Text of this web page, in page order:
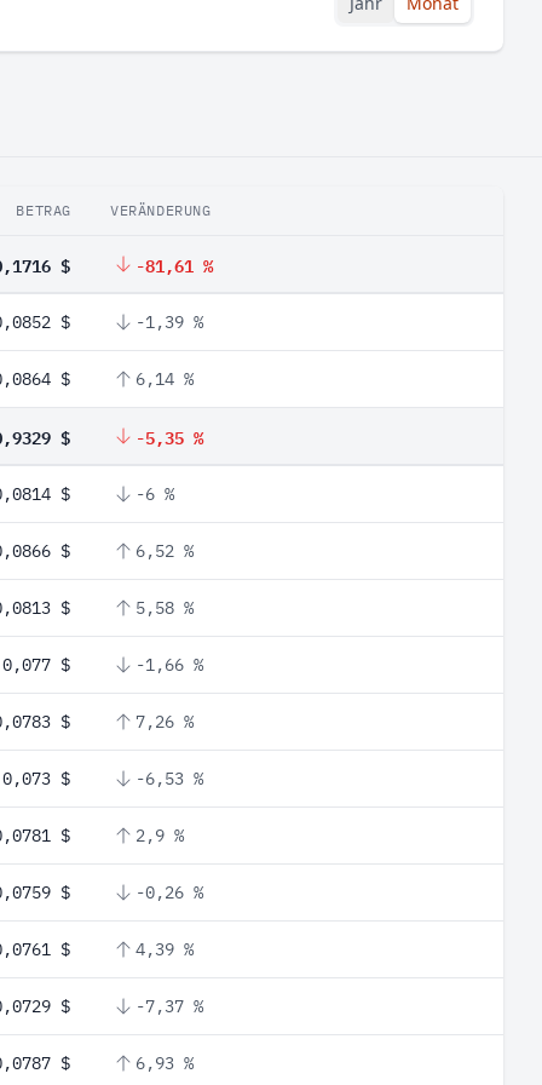
BETRAG VERÄNDERUNG
$ -81,61 %
$ -1,39 %
$ 6,14 %
$ -5,35 %
$ -6 %
$ 6,52 %
$ 5,58 %
0,077 $ -1,66 %
$ 7,26 %
0,073 $ -6,53 %
$ 2,9 %
$ -0,26 %
$ 4,39 %
$ -7,37 %
$ 6,93 %